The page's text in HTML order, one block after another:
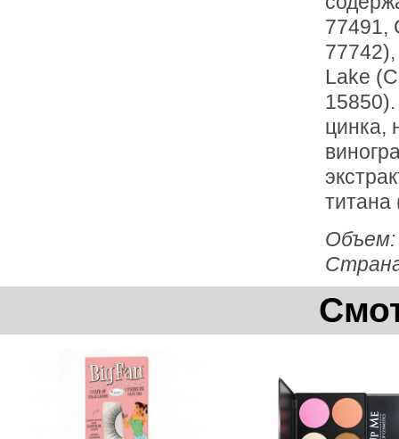
77491,
Lake
цинка,
титана